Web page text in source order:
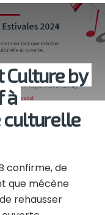
Culture by
à
culturelle
confirme, de
que mécène
rehausser